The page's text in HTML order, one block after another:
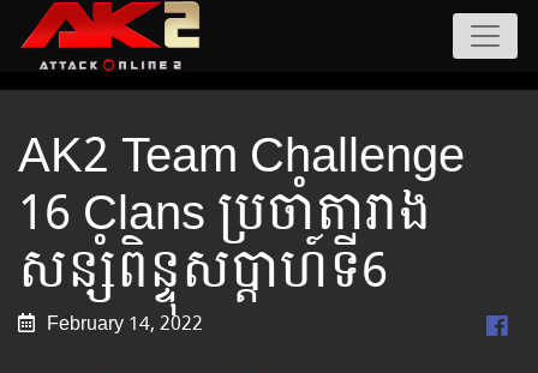
AK2 Team Challenge
16 Clans ប្រចាំតារាង
សន្សំពិន្ទុសប្ដាហ៍ទី6
February 14, 2022